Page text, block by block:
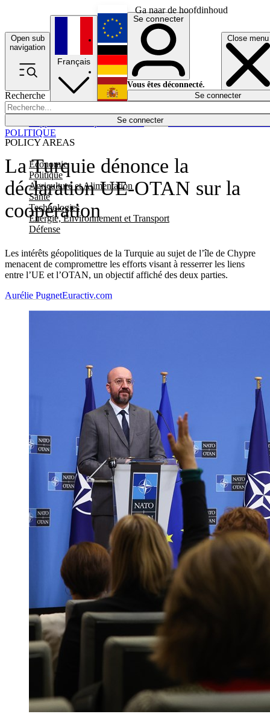
Ga naar de hoofdinhoud
Open sub
navigation
Close menu
Recherche
Se connecter
POLICY AREAS
Economie
Politique
Agriculture et Alimentation
Santé
Technologies
Energie, Environnement et Transport
Défense
Économie
Français
English
Deutsch
Español
Se connecter
Vous êtes déconnecté.
Se connecter
La Turquie dénonce la
déclaration UE-OTAN sur la
coopération
Les intérêts géopolitiques de la Turquie au sujet de l’île de Chypre
menacent de compromettre les efforts visant à resserrer les liens
entre l’UE et l’OTAN, un objectif affiché des deux parties.
POLITIQUE
Aurélie PugnetEuractiv.com